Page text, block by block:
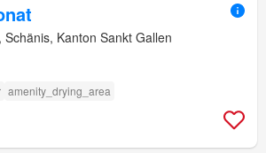
Schänis, Kanton Sankt Gallen
amenity_drying_area